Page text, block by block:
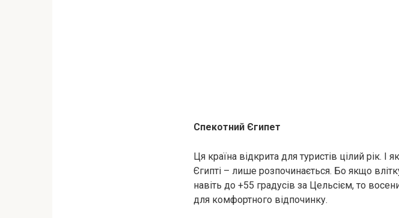
Спекотний Єгипет
Ця країна відкрита для туристів цілий рік.
Єгипті – лише розпочинається. Бо якщо
навіть до +55 градусів за Цельсієм, то
для комфортного відпочинку.